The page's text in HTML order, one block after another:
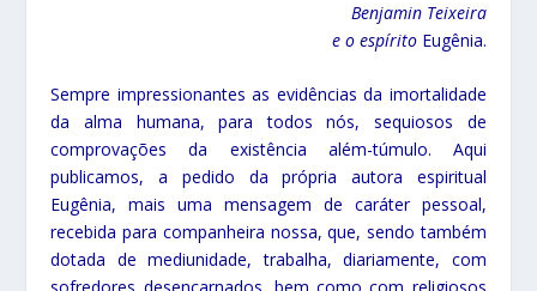
Benjamin Teixeira
e o espírito Eugênia.
Sempre impressionantes as evidências da imortalidade
da alma humana, para todos nós, sequiosos de
comprovações da existência além-túmulo. Aqui
publicamos, a pedido da própria autora espiritual
Eugênia, mais uma mensagem de caráter pessoal,
recebida para companheira nossa, que, sendo também
dotada de mediunidade, trabalha, diariamente, com